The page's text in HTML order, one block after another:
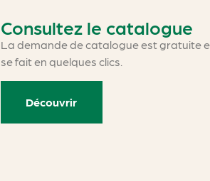
Consultez le catalogue
La demande de catalogue est gratuite
se fait en quelques clics.
Découvrir